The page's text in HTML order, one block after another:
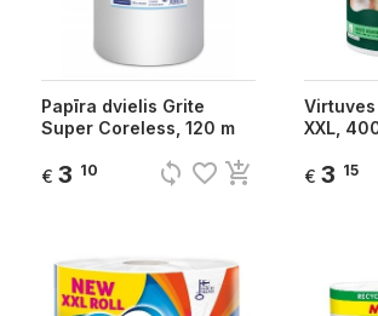
Papīra dvielis Grite
Super Coreless, 120 m
€ 3 10 sync favorite_border add_shopping_cart
XXL,
€ 3 15